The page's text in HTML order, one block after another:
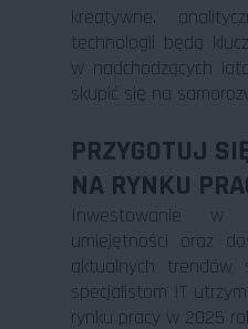
kreatywne,
technologii będą
w nadchodzących
skupić się na
PRZYGOTUJ
NA RYNKU
Inwestowanie w
umiejętności oraz
aktualnych trendów
specjalistom IT
rynku pracy w 2025